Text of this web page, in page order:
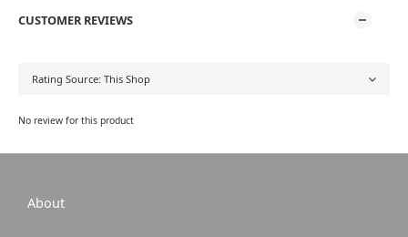
CUSTOMER REVIEWS
No review for this product
About